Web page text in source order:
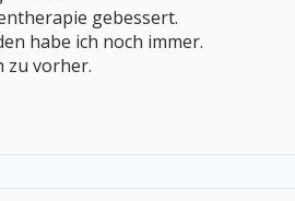
gebessert.
habe ich noch immer.
zu vorher.